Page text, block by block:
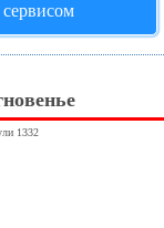
сервисом
1332